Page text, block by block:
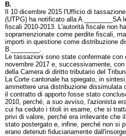
B.
Il 10 dicembre 2015 l'Ufficio di
(UTPG) ha notificato alla A.________SA
fiscali 2010-2013. L'autorità fiscale non
sopramenzionate come perdite fiscali,
importi in questione come distribuzione
B.________.
Le tassazioni sono state confermate
novembre 2017 e, successivamente,
della Camera di diritto tributario del
La Corte cantonale ha spiegato, in
ammettere una distribuzione dissimulata
il contratto di apporto fosse stato
2010, perché, a suo avviso, l'azionista
cui ha ceduto i titoli in esame, che si
privi di valore, perché era irrilevante che
stato postergato e, infine, perché non si
erano detenuti fiduciariamente